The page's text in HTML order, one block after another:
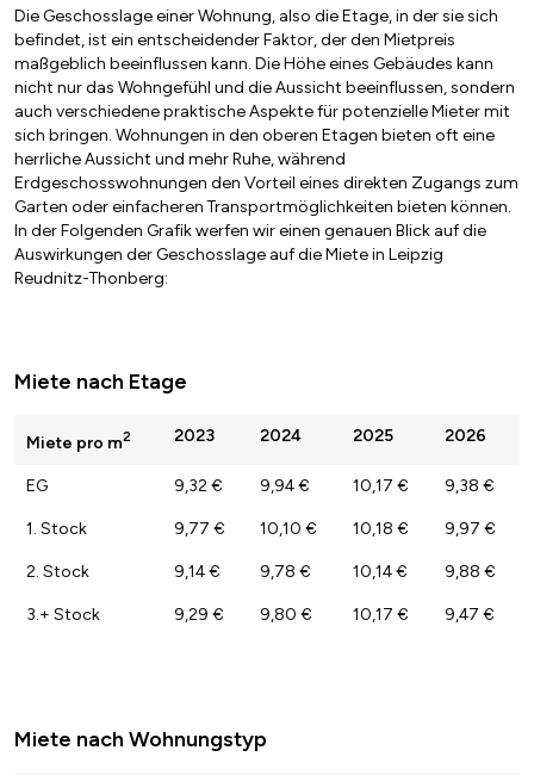
Die Geschosslage einer Wohnung, also die Etage, in der sie sich
befindet, ist ein entscheidender Faktor, der den Mietpreis
maßgeblich beeinflussen kann. Die Höhe eines Gebäudes kann
nicht nur das Wohngefühl und die Aussicht beeinflussen, sondern
auch verschiedene praktische Aspekte für potenzielle Mieter mit
sich bringen. Wohnungen in den oberen Etagen bieten oft eine
herrliche Aussicht und mehr Ruhe, während
Erdgeschosswohnungen den Vorteil eines direkten Zugangs zum
Garten oder einfacheren Transportmöglichkeiten bieten können.
In der Folgenden Grafik werfen wir einen genauen Blick auf die
Auswirkungen der Geschosslage auf die Miete in Leipzig
Reudnitz-Thonberg:
Miete nach Etage
Miete pro m2 2023 2024 2025 2026
EG 9,32 € 9,94 € 10,17 € 9,38 €
1. Stock 9,77 € 10,10 € 10,18 € 9,97 €
2. Stock 9,14 € 9,78 € 10,14 € 9,88 €
3.+ Stock 9,29 € 9,80 € 10,17 € 9,47 €
Miete nach Wohnungstyp